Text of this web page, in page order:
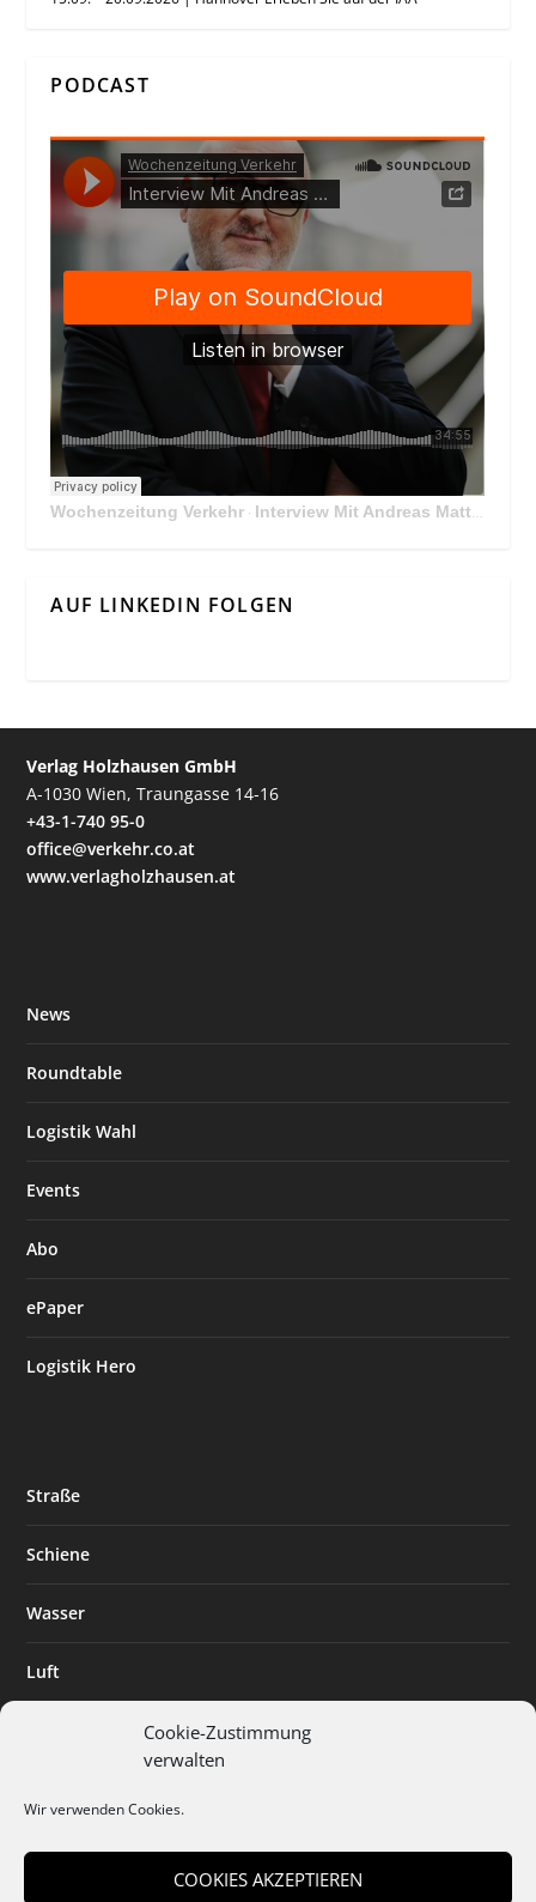
Cookie-Zustimmung
verwalten
Wir verwenden Cookies.
COOKIES AKZEPTIEREN
PODCAST
Wochenzeitung Verkehr · Interview Mit Andreas Matthä, CEO der ÖBB Holding
AUF LINKEDIN FOLGEN
Verlag Holzhausen GmbH
A-1030 Wien, Traungasse 14-16
+43-1-740 95-0
office@verkehr.co.at
www.verlagholzhausen.at
News
Roundtable
Logistik Wahl
Events
Abo
ePaper
Logistik Hero
Straße
Schiene
Wasser
Luft
Digitalisierung